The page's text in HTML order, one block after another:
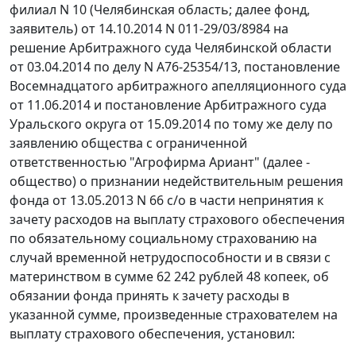
филиал N 10 (Челябинская область; далее фонд,
заявитель) от 14.10.2014 N 011-29/03/8984 на
решениеАрбитражного суда Челябинской области
от 03.04.2014 по делу N А76-25354/13, постановление
Восемнадцатого арбитражного апелляционного суда
от 11.06.2014 и постановлениеАрбитражного суда
Уральского округа от 15.09.2014 по тому же делу по
заявлению общества с ограниченной
ответственностью "Агрофирма Ариант" (далее -
общество) о признании недействительным решения
фонда от 13.05.2013 N 66 с/о в части непринятия к
зачету расходов на выплату страхового обеспечения
по обязательному социальному страхованию на
случай временной нетрудоспособности и в связи с
материнством в сумме 62 242 рублей 48 копеек, об
обязании фонда принять к зачету расходы в
указанной сумме, произведенные страхователем на
выплату страхового обеспечения, установил: